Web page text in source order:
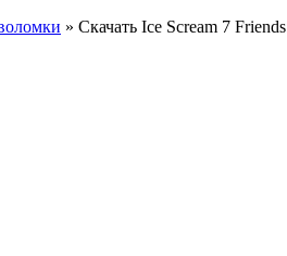
» Скачать Ice Scream 7